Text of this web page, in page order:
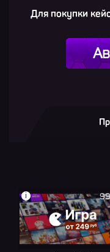
Для покупки
i